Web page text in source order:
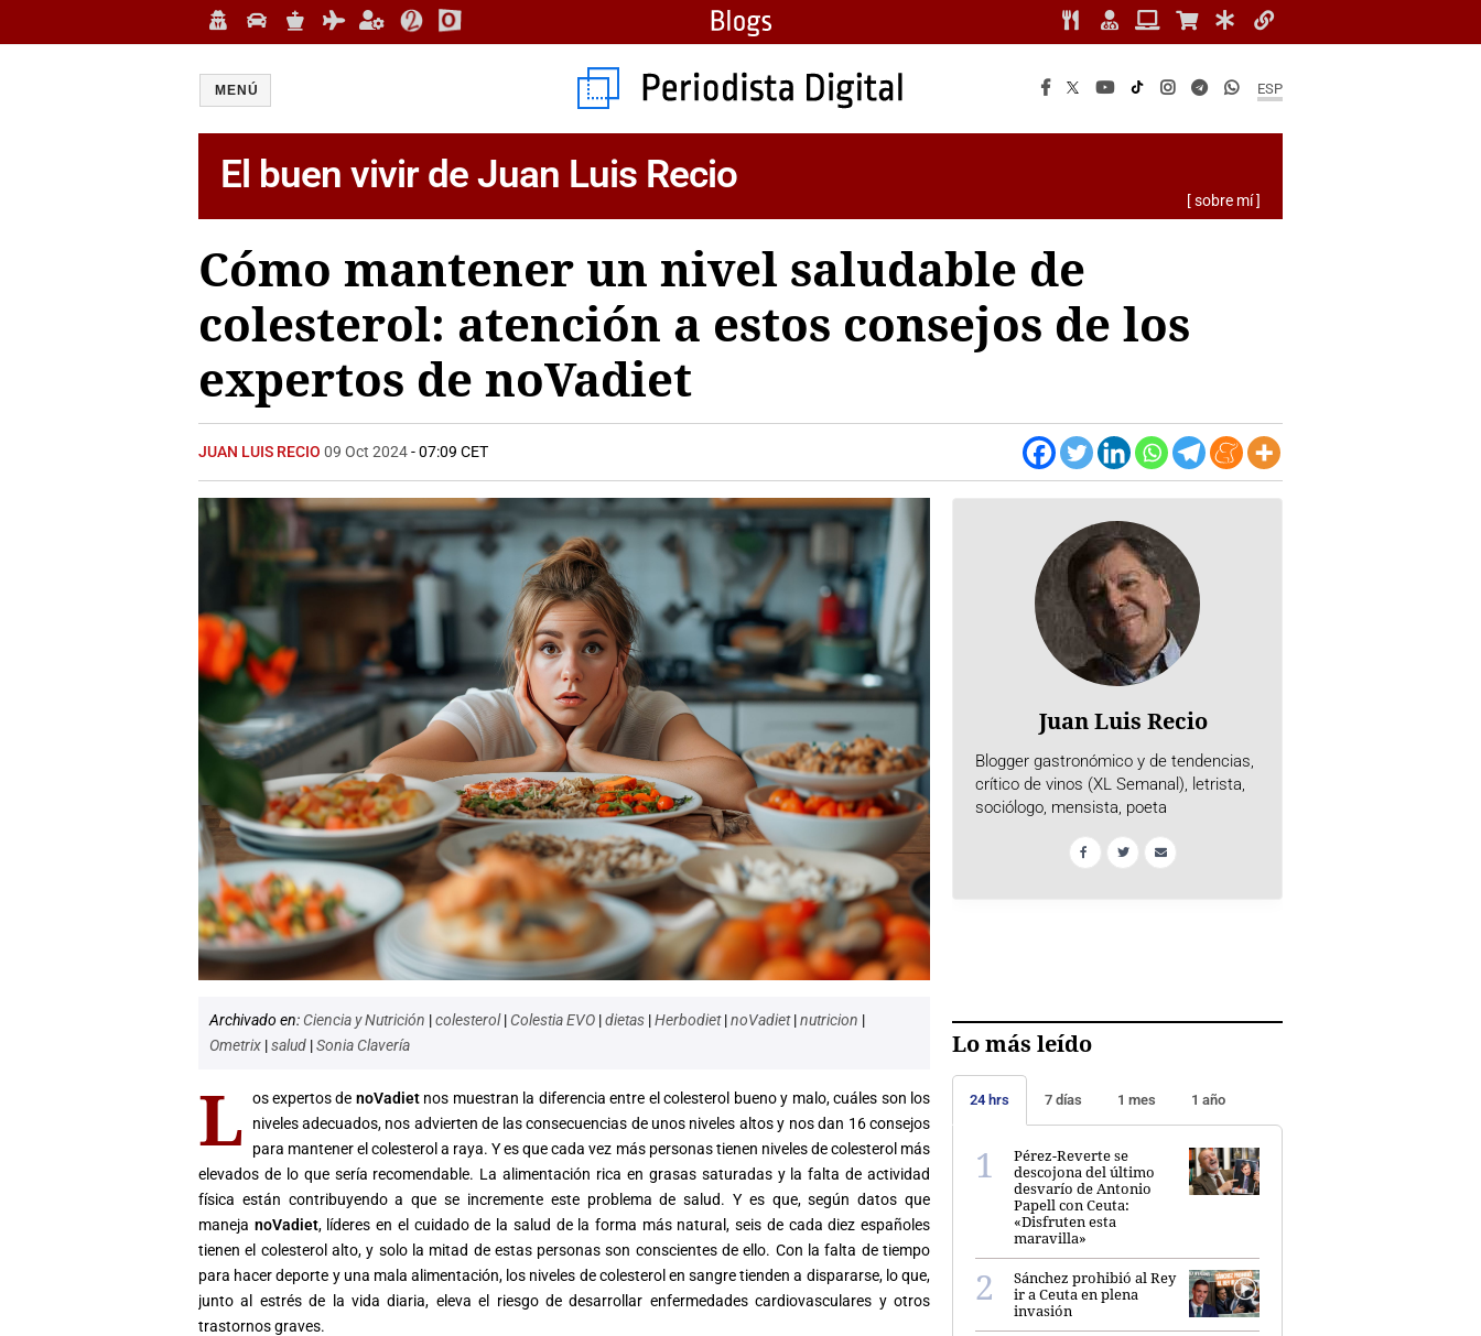
ESP
MENÚ
El buen vivir de Juan Luis Recio
[ sobre mí ]
Cómo mantener un nivel saludable de
colesterol: atención a estos consejos de los
expertos de noVadiet
JUAN LUIS RECIO 09 Oct 2024- 07:09 CET
Archivado en: Ciencia y Nutrición |colesterol| Colestia EVO |dietas |Herbodiet|noVadiet|nutricion |
Ometrix |salud |Sonia Clavería
L os expertos de noVadietnos muestran la diferencia entre elcolesterol bueno y malo, cuáles son los
niveles adecuados, nos advierten de las consecuencias de unos niveles altos y nos dan 16 consejos
para mantener elcolesterola raya. Y es que cada vez más personas tienen niveles decolesterolmás
elevados de lo que sería recomendable. La alimentación rica en grasas saturadas y la falta de actividad
física están contribuyendo a que se incremente este problema de salud. Y es que, según datos que
maneja noVadiet, líderes en el cuidado de la salud de la forma más natural, seis de cada diez españoles
tienen el colesterolalto, y solo la mitad de estas personas son conscientes de ello. Con la falta de tiempo
para hacer deporte y una mala alimentación, los niveles decolesterolen sangre tienden a dispararse, lo que,
junto al estrés de la vida diaria, eleva el riesgo de desarrollar enfermedades cardiovasculares y otros
trastornos graves.
Juan Luis Recio
Blogger gastronómico y de tendencias,
crítico de vinos (XL Semanal), letrista,
sociólogo, mensista, poeta
Lo más leído
24 hrs 7 días 1 mes 1 año
Pérez-Reverte se
descojona del último
desvarío de Antonio
Papell con Ceuta:
«Disfruten esta
maravilla»
Sánchez prohibió al Rey
ir a Ceuta en plena
invasión